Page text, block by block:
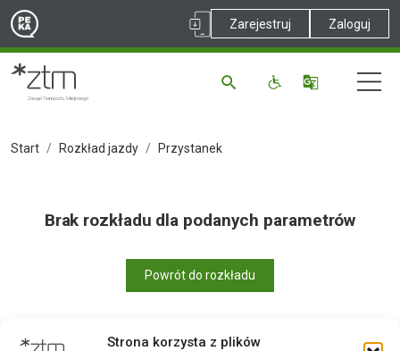
Strona korzysta z plików
Zarejestruj Zaloguj
Start Rozkład jazdy Przystanek
Brak rozkładu dla podanych parametrów
Powrót do rozkładu